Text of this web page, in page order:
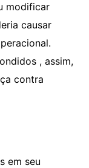
modificar
causar
, assim,
contra
em seu